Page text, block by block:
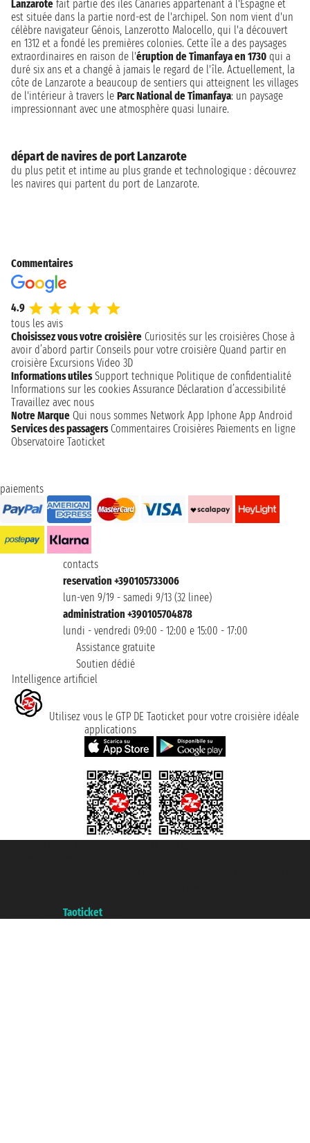
Lanzarote fait partie des îles Canaries appartenant à l'Espagne et
est située dans la partie nord-est de l'archipel. Son nom vient d'un
célèbre navigateur Génois, Lanzerotto Malocello, qui l'a découvert
en 1312 et a fondé les premières colonies. Cette île a des paysages
extraordinaires en raison de l'éruption de Timanfaya en 1730 qui a
duré six ans et a changé à jamais le regard de l'île. Actuellement, la
côte de Lanzarote a beaucoup de sentiers qui atteignent les villages
de l'intérieur à travers le Parc National de Timanfaya: un paysage
impressionnant avec une atmosphère quasi lunaire.
départ de navires de port Lanzarote
du plus petit et intime au plus grande et technologique : découvrez
les navires qui partent du port de Lanzarote.
Commentaires
4.9
tous les avis
Choisissez vous votre croisière Curiosités sur les croisières Chose à
avoir d’abord partir Conseils pour votre croisière Quand partir en
croisière Excursions Video 3D
Informations utiles Support technique Politique de confidentialité
Informations sur les cookies Assurance Déclaration d’accessibilité
Travaillez avec nous
Notre Marque Qui nous sommes Network App Iphone App Android
Services des passagers Commentaires Croisières Paiements en ligne
Observatoire Taoticket
paiements
contacts
reservation +390105733006
lun-ven 9/19 - samedi 9/13 (32 linee)
administration +390105704878
lundi - vendredi 09:00 - 12:00 e 15:00 - 17:00
Assistance gratuite
Soutien dédié
Intelligence artificiel
Utilisez vous le GTP DE Taoticket pour votre croisière idéale
applications
Taoticket